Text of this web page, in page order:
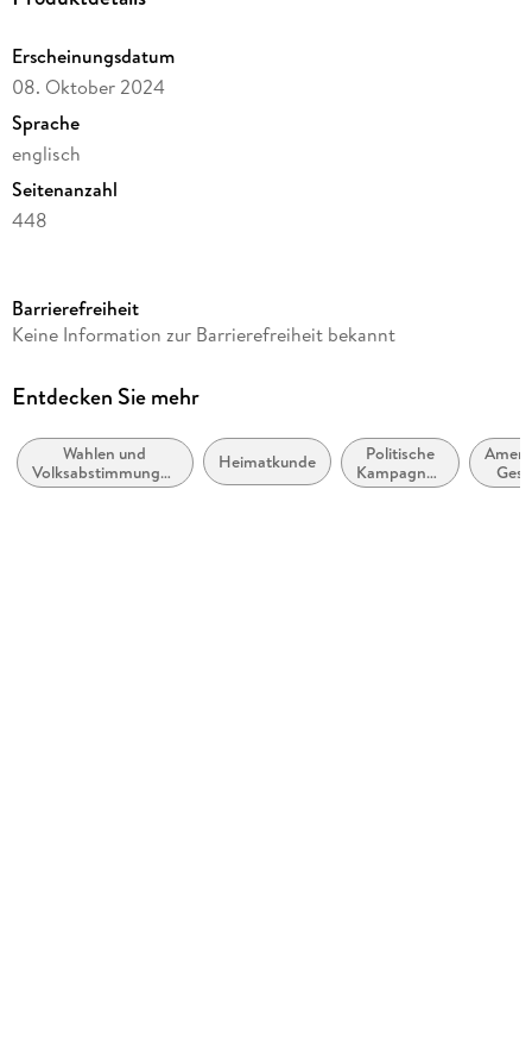
Erscheinungsdatum
08. Oktober 2024
Sprache
englisch
Seitenanzahl
448
Verlag/Hersteller
Produktart
Gewicht
656 g
Barrierefreiheit
Keine Information zur Barrierefreiheit bekannt
Entdecken Sie mehr
Wahlen und
Volksabstimmungen
/ Wahlrecht
Heimatkunde
Politische
Kampagnen
und